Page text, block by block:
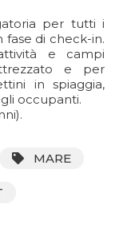
per tutti i
fase di check-in.
e campi
e per
in spiaggia,
occupanti.
MARE